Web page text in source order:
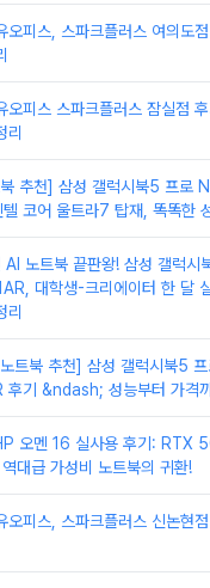
오피스, 스파크플러스 여의도
오피스 스파크플러스 잠실점
리
북 추천] 삼성 갤럭시북5 프
코어 울트라7 탑재, 똑똑한
노트북 끝판왕! 삼성 갤럭
대학생-크리에이터 한 달
리
노트북 추천] 삼성 갤럭시북5
후기 &ndash; 성능부터 가격
오멘 16 실사용 후기: RTX
대급 가성비 노트북의 귀환!
오피스, 스파크플러스 신논현